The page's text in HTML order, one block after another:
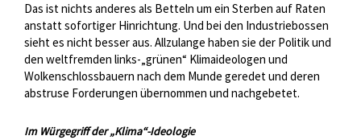
Das ist nichts anderes als Betteln um ein Sterben auf Raten
anstatt sofortiger Hinrichtung. Und bei den Industriebossen
sieht es nicht besser aus. Allzulange haben sie der Politik und
den weltfremden links-„grünen“ Klimaideologen und
Wolkenschlossbauern nach dem Munde geredet und deren
abstruse Forderungen übernommen und nachgebetet.
Im Würgegriff der „Klima“-Ideologie